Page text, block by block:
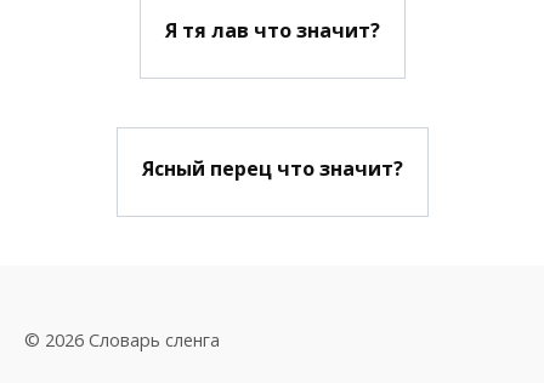
Я тя лав что значит?
Ясный перец что значит?
© 2026 Словарь сленга